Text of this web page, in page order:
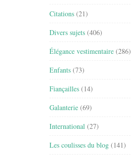
Citations (21)
Divers sujets (406)
Élégance vestimentaire (286)
Enfants (73)
Fiançailles (14)
Galanterie (69)
International (27)
Les coulisses du blog (141)